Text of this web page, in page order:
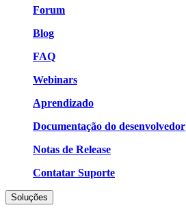
Forum
Blog
FAQ
Webinars
Aprendizado
Documentação do desenvolvedor
Notas de Release
Contatar Suporte
Soluções